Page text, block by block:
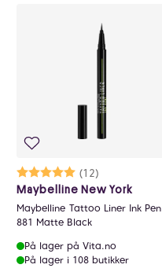
Karakter:
(12)
5.0 av 5 mulige
Maybelline New York
Maybelline Tattoo Liner Ink Pen
881 Matte Black
På lager på Vita.no
På lager i 108 butikker